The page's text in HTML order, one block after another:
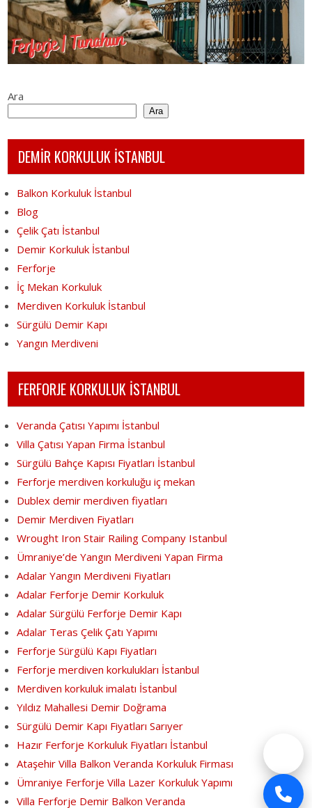
Ara
Ara
DEMİR KORKULUK İSTANBUL
Balkon Korkuluk İstanbul
Blog
Çelik Çatı İstanbul
Demir Korkuluk İstanbul
Ferforje
İç Mekan Korkuluk
Merdiven Korkuluk İstanbul
Sürgülü Demir Kapı
Yangın Merdiveni
FERFORJE KORKULUK İSTANBUL
Veranda Çatısı Yapımı İstanbul
Villa Çatısı Yapan Firma İstanbul
Sürgülü Bahçe Kapısı Fiyatları İstanbul
Ferforje merdiven korkuluğu iç mekan
Dublex demir merdiven fiyatları
Demir Merdiven Fiyatları
Wrought Iron Stair Railing Company Istanbul
Ümraniye’de Yangın Merdiveni Yapan Firma
Adalar Yangın Merdiveni Fiyatları
Adalar Ferforje Demir Korkuluk
Adalar Sürgülü Ferforje Demir Kapı
Adalar Teras Çelik Çatı Yapımı
Ferforje Sürgülü Kapı Fiyatları
Ferforje merdiven korkulukları İstanbul
Merdiven korkuluk imalatı İstanbul
Yıldız Mahallesi Demir Doğrama
Sürgülü Demir Kapı Fiyatları Sarıyer
Hazır Ferforje Korkuluk Fiyatları İstanbul
Ataşehir Villa Balkon Veranda Korkuluk Firması
Ümraniye Ferforje Villa Lazer Korkuluk Yapımı
Villa Ferforje Demir Balkon Veranda